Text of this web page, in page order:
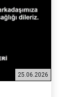
25.06.2026